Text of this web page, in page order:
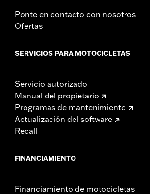
Ponte en contacto con nosotros
Ofertas
SERVICIOS PARA MOTOCICLETAS
Servicio autorizado
Manual del propietario
Programas de mantenimiento
Actualización del software
Recall
FINANCIAMIENTO
Financiamiento de motocicletas